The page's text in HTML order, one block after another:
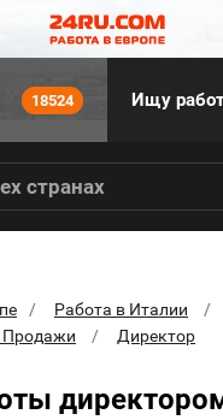
18524 Ищу
странах
Работа в Италии
Продажи
Директор